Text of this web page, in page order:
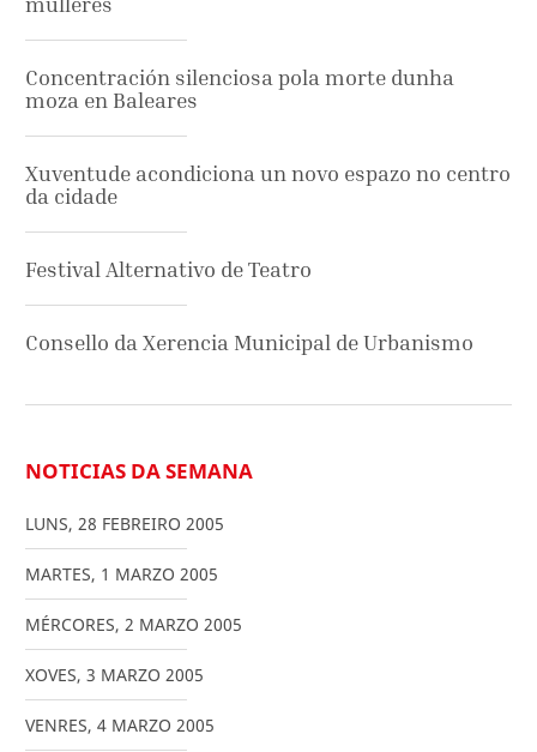
Concentración silenciosa pola morte dunha
moza en Baleares
Xuventude acondiciona un novo espazo no centro
da cidade
Festival Alternativo de Teatro
Consello da Xerencia Municipal de Urbanismo
NOTICIAS DA SEMANA
LUNS, 28 FEBREIRO 2005
MARTES, 1 MARZO 2005
MÉRCORES, 2 MARZO 2005
XOVES, 3 MARZO 2005
VENRES, 4 MARZO 2005